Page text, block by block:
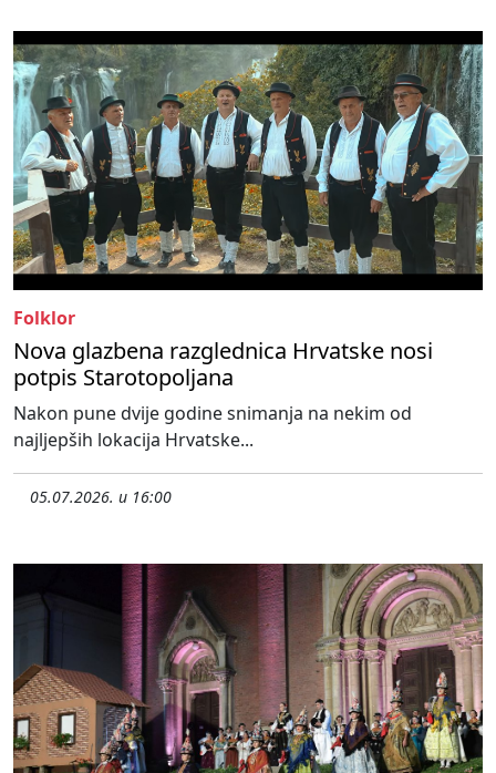
Folklor
Nova glazbena razglednica Hrvatske nosi
potpis Starotopoljana
Nakon pune dvije godine snimanja na nekim od
najljepših lokacija Hrvatske...
05.07.2026. u 16:00